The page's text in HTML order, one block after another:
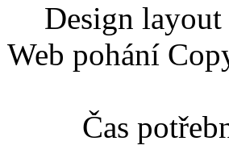
Design
Web pohání
Čas